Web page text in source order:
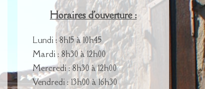
Horaires d'ouverture :
Lundi : 8h15 à 10h45
Mardi : 8h30 à 12h00
Mercredi : 8h30 à 12h00
Vendredi : 13h00 à 16h30